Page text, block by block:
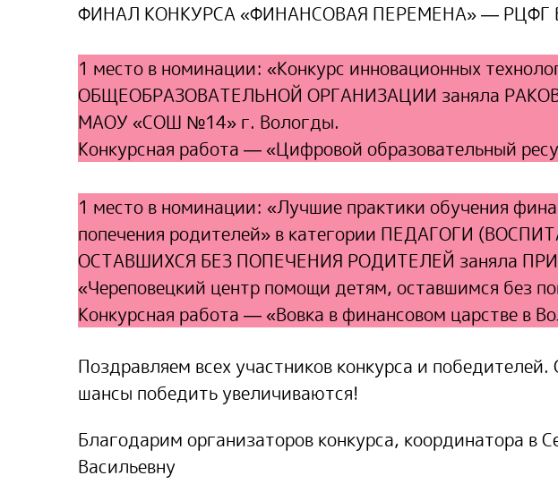
ФИНАЛ КОНКУРСА «ФИНАНСОВАЯ ПЕРЕМЕНА» — РЦФГ
1 место в номинации: «Конкурс инновационных
ОБЩЕОБРАЗОВАТЕЛЬНОЙ ОРГАНИЗАЦИИ заняла
МАОУ «СОШ №14» г. Вологды.
Конкурсная работа — «Цифровой образовательный
1 место в номинации: «Лучшие практики обучения
попечения родителей» в категории ПЕДАГОГИ
ОСТАВШИХСЯ БЕЗ ПОПЕЧЕНИЯ РОДИТЕЛЕЙ заняла
«Череповецкий центр помощи детям, оставшимся без
Конкурсная работа — «Вовка в финансовом царстве в
Поздравляем всех участников конкурса и
шансы победить увеличиваются!
Благодарим организаторов конкурса, координатора в
Васильевну